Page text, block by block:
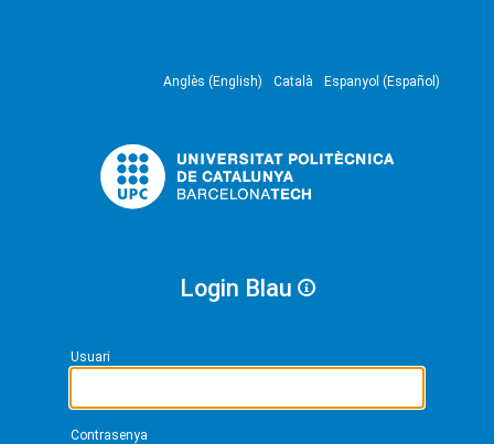
Anglès (English) Català Espanyol (Español)
Login Blau
Usuari
Contrasenya